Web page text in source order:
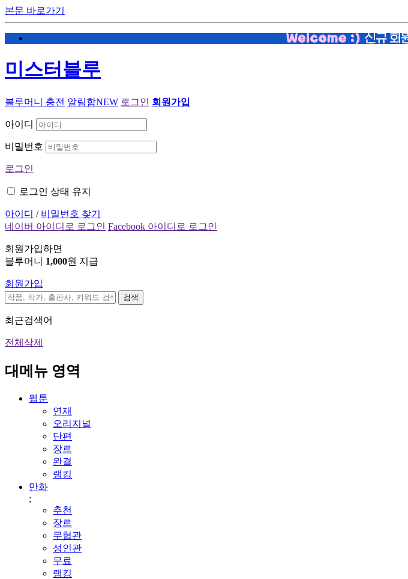
본문 바로가기
미스터블루
블루머니 충전 알림함NEW 로그인 회원가입
아이디
비밀번호
로그인
로그인 상태 유지
아이디 / 비밀번호 찾기
네이버 아이디로 로그인 Facebook 아이디로 로그인
회원가입하면
블루머니 1,000원 지급
회원가입
검색
최근검색어
전체삭제
대메뉴 영역
웹툰
연재
오리지널
단편
장르
완결
랭킹
만화
;
추천
장르
무협관
성인관
무료
랭킹